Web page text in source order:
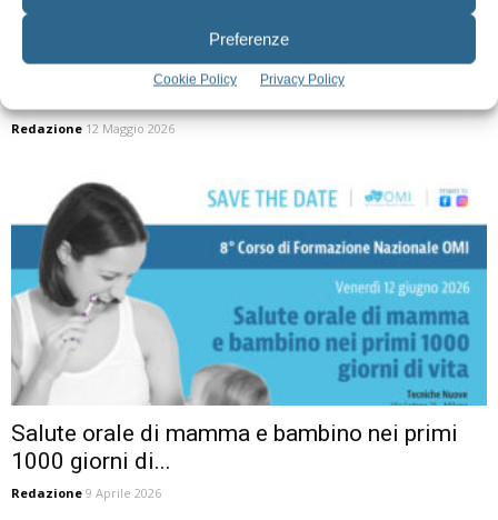
Preferenze
Cookie Policy Privacy Policy
Odontoiatria al microscopio: non solo un
Redazione 12 Maggio 2026
Salute orale di mamma e bambino nei primi
1000 giorni di...
Redazione 9 Aprile 2026